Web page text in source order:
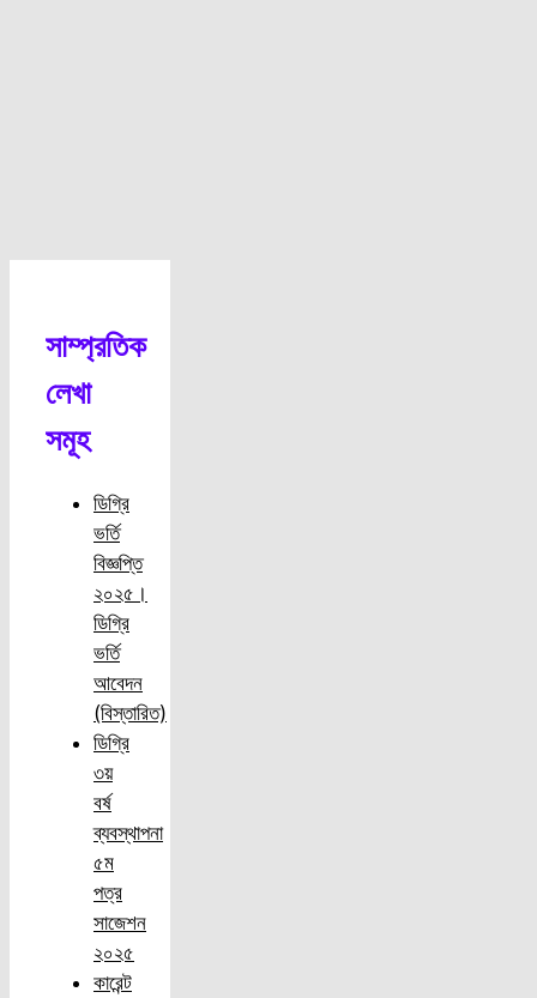
সাম্প্রতিক
লেখা
সমূহ
ডিগ্রি
ভর্তি
বিজ্ঞপ্তি
২০২৫।
ডিগ্রি
ভর্তি
আবেদন
(বিস্তারিত)
ডিগ্রি
৩য়
বর্ষ
ব্যবস্থাপনা
৫ম
পত্র
সাজেশন
২০২৫
কারেন্ট